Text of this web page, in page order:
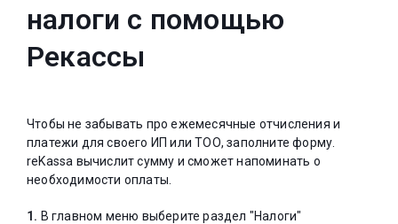
налоги с помощью
Рекассы
Чтобы не забывать про ежемесячные отчисления и
платежи для своего ИП или ТОО, заполните форму.
reKassa вычислит сумму и сможет напоминать о
необходимости оплаты.
1. В главном меню выберите раздел "Налоги"